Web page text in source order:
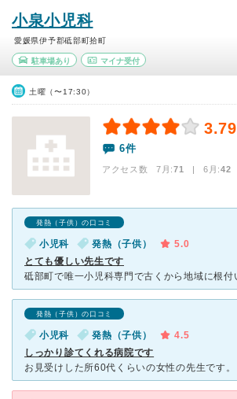
小泉小児科
愛媛県伊予郡砥部町拾町
駐車場あり マイナ受付
土曜（〜17:30）
3.79
6件
アクセス数 7月:71 | 6月:42
発熱（子供）の口コミ
小児科 発熱（子供）
5.0
とても優しい先生です
発熱（子供）の口コミ
小児科 発熱（子供）
4.5
しっかり診てくれる病院です